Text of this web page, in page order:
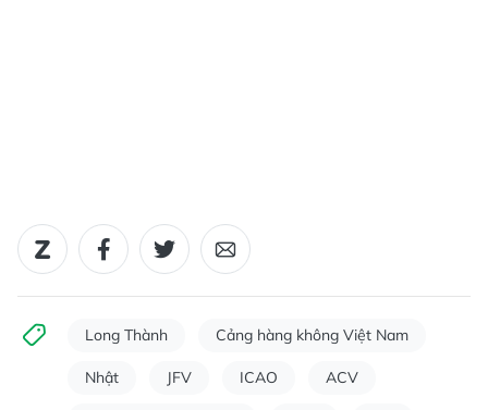
Long Thành Cảng hàng không Việt Nam
Nhật JFV ICAO ACV